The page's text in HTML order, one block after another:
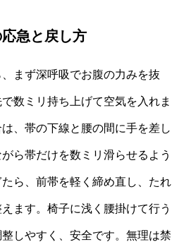
急と戻し方
まず深呼吸でお腹の力みを抜
数ミリ持ち上げて空気を入れま
、帯の下線と腰の間に手を差し
ら帯だけを数ミリ滑らせるよう
ら、前帯を軽く締め直し、たれ
ます。椅子に浅く腰掛けて行う
しやすく、安全です。無理は禁